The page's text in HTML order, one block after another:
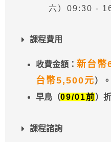
六）09:30 -
課程費用
收費金額： 新台幣
台幣5,500元）。
早鳥（09/01前）
課程諮詢